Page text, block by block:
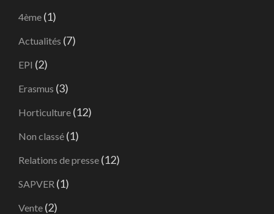
4ème (1)
Actualités (7)
EPI (2)
Erasmus (3)
Horticulture (12)
Non classé (1)
Relations de presse (12)
SAPVER (1)
Vente (2)